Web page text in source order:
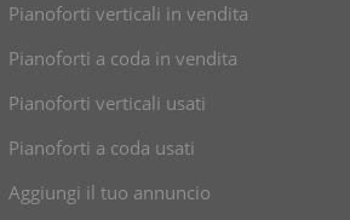
Pianoforti verticali in vendita
Pianoforti a coda in vendita
Pianoforti verticali usati
Pianoforti a coda usati
Aggiungi il tuo annuncio